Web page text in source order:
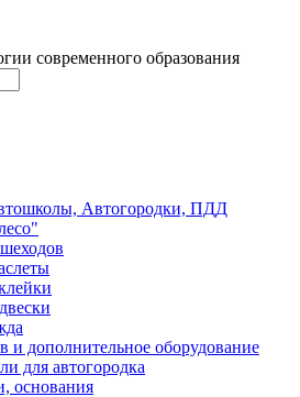
современного образования
Автогородки, ПДД
и дополнительное оборудование
для автогородка
основания